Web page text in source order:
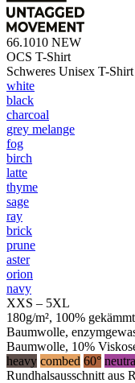
66.1010 NEW
OCS T-Shirt
Schweres Unisex T-Shirt
white
black
charcoal
grey melange
fog
birch
latte
thyme
sage
ray
brick
prune
aster
orion
navy
XXS – 5XL
180g/m², 100%
Baumwolle,
Baumwolle, 10%
heavy combed 60°
Rundhalsausschnitt aus